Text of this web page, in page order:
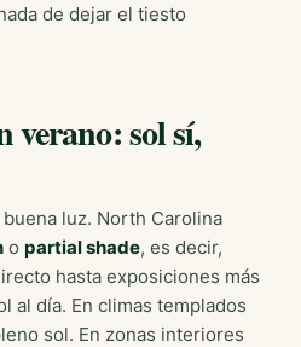
de dejar el tiesto
verano: sol sí,
luz. North Carolina
o partial shade, es decir,
hasta exposiciones más
al día. En climas templados
sol. En zonas interiores